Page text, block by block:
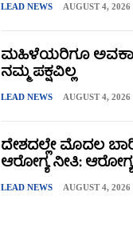
LEAD NEWS AUGUST 4, 2026
ಮಹಿಳೆಯರಿಗೂ
ನಮ್ಮ ಪಕ್ಷವಿಲ್ಲ
LEAD NEWS AUGUST 4, 2026
ದೇಶದಲ್ಲೇ ಮೊದಲ
ಆರೋಗ್ಯ ನೀತಿ:
LEAD NEWS AUGUST 4, 2026